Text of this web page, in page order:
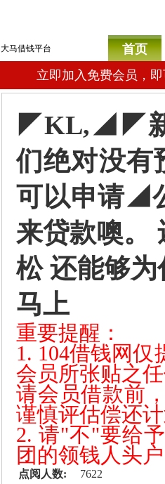
大马借钱平台
首页
立即加入免费会员，
◤KL,◢◤新
们绝对没
可以申请◢
来贷款噢。
松 还能够
马上
重要提醒：
1. 104借钱网
会员所张贴之
请会员借款前
谨慎评估偿还
2. 请"不"要给
团的领钱人头
点阅人数:
7622